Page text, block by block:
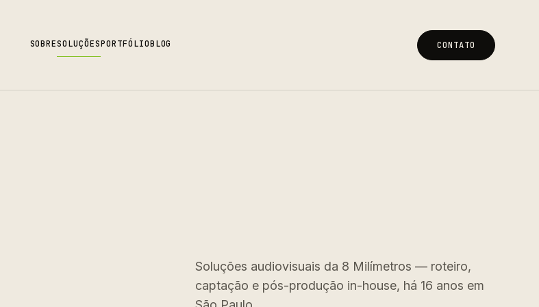
SOBRESOLUÇÕESPORTFÓLIOBLOG CONTATO
Soluções audiovisuais da 8 Milímetros — roteiro,
captação e pós-produção in-house, há 16 anos em